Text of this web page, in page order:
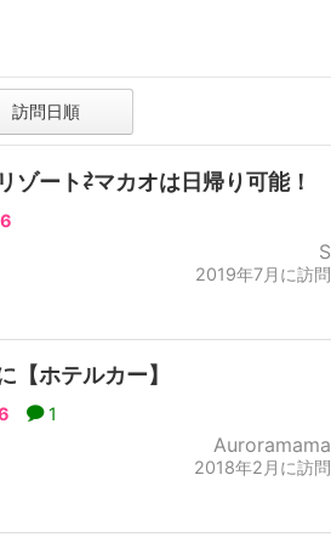
訪問日順
ゾート⇄マカオは日帰り可能！
S
2019年7月に訪問
【ホテルカー】
1
Auroramama
2018年2月に訪問